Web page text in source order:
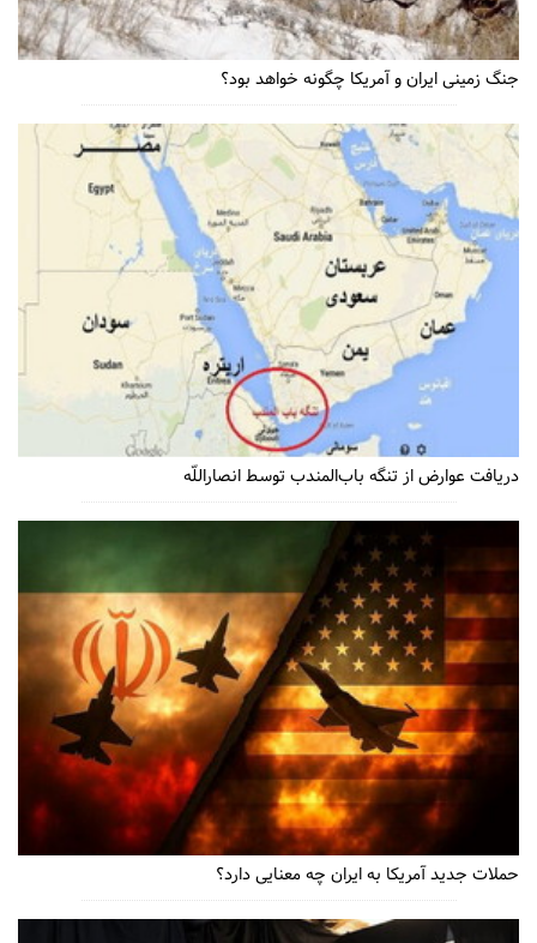
جنگ زمینی ایران و آمریکا چگونه خواهد بود؟
دریافت عوارض از تنگه باب‌المندب توسط انصاراللّه
حملات جدید آمریکا به ایران چه معنایی دارد؟